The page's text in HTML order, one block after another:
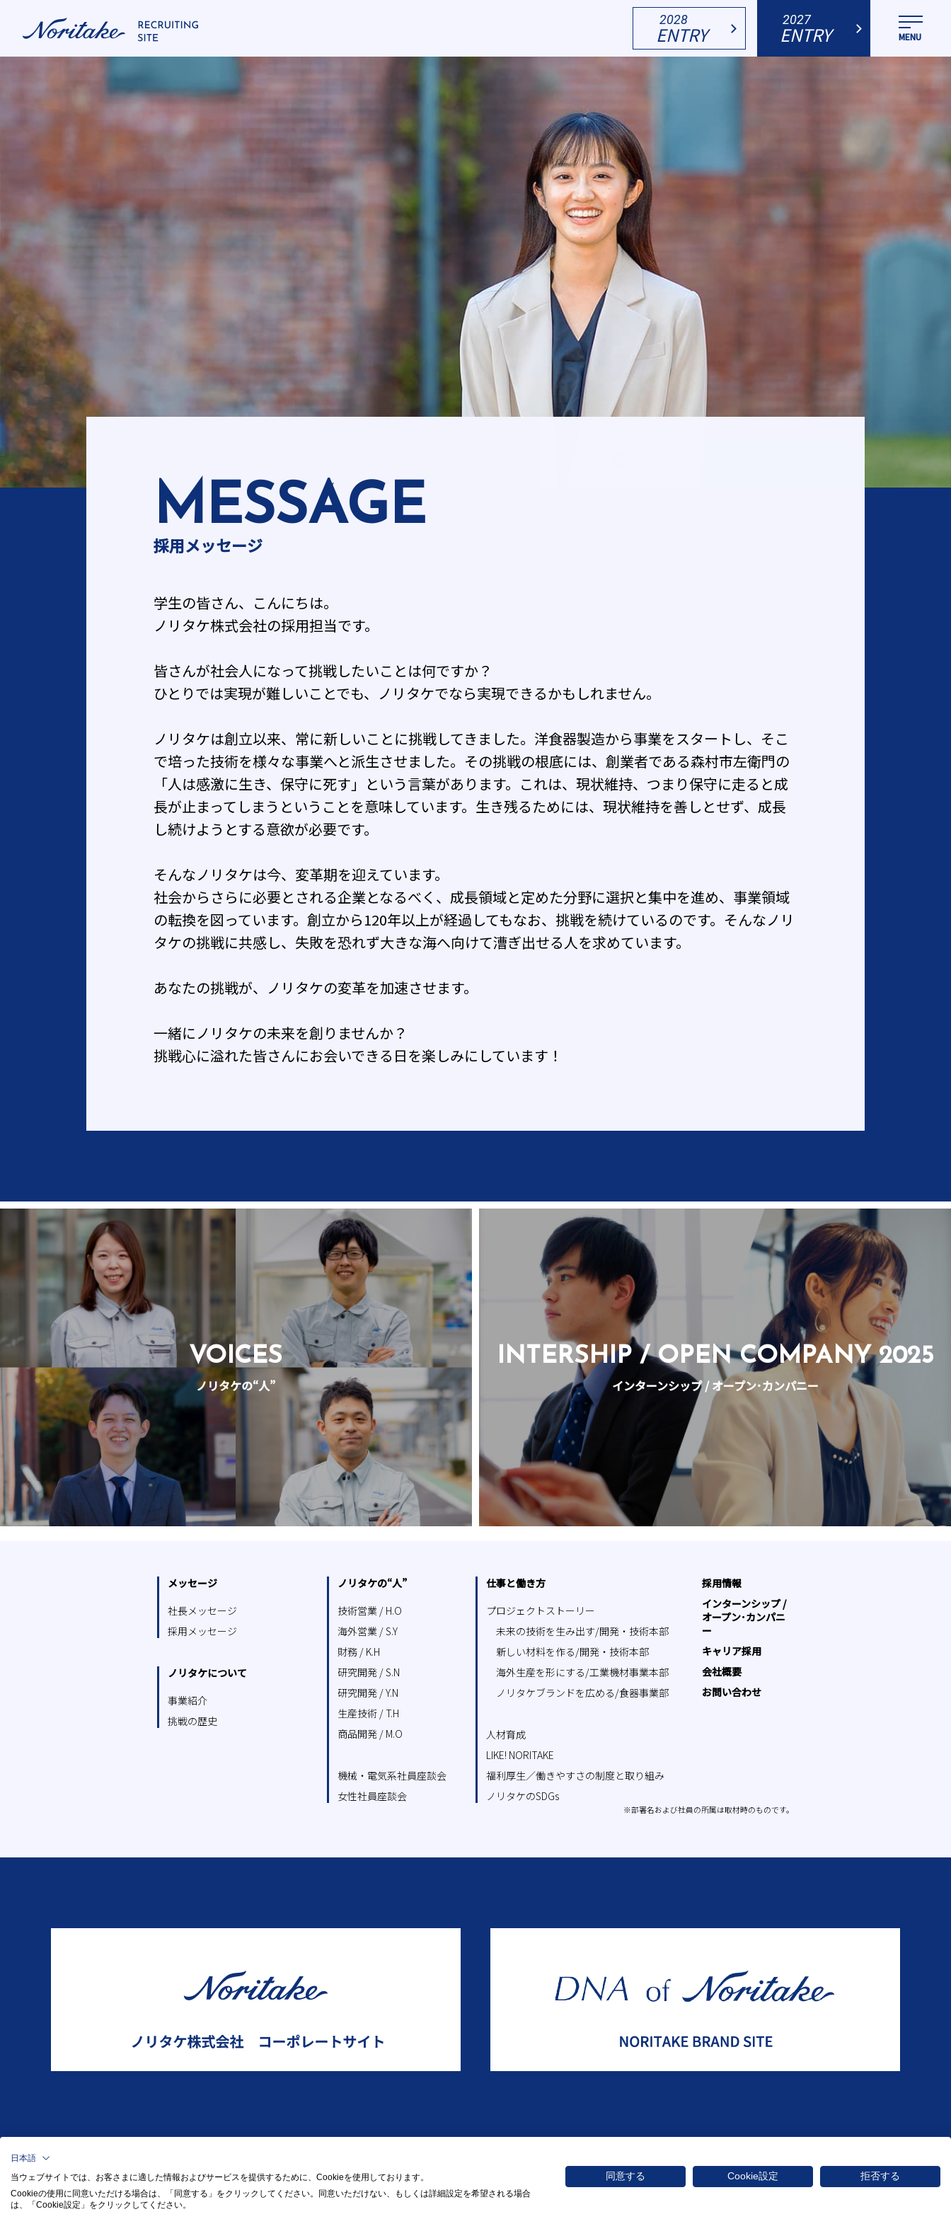
2028
ENTRY
2027
ENTRY
MESSAGE
採用メッセージ
学生の皆さん、こんにちは。
ノリタケ株式会社の採用担当です。
皆さんが社会人になって挑戦したいことは何ですか？
ひとりでは実現が難しいことでも、ノリタケでなら実現できるかもしれません。
ノリタケは創立以来、常に新しいことに挑戦してきました。洋食器製造から事業をスタートし、そこ
で培った技術を様々な事業へと派生させました。その挑戦の根底には、創業者である森村市左衛門の
「人は感激に生き、保守に死す」という言葉があります。これは、現状維持、つまり保守に走ると成
長が止まってしまうということを意味しています。生き残るためには、現状維持を善しとせず、成長
し続けようとする意欲が必要です。
そんなノリタケは今、変革期を迎えています。
社会からさらに必要とされる企業となるべく、成長領域と定めた分野に選択と集中を進め、事業領域
の転換を図っています。創立から120年以上が経過してもなお、挑戦を続けているのです。そんなノリ
タケの挑戦に共感し、失敗を恐れず大きな海へ向けて漕ぎ出せる人を求めています。
あなたの挑戦が、ノリタケの変革を加速させます。
一緒にノリタケの未来を創りませんか？
挑戦心に溢れた皆さんにお会いできる日を楽しみにしています！
VOICES
ノリタケの“人”
INTERSHIP / OPEN COMPANY 2025
インターンシップ / オープン･カンパニー
メッセージ
社長メッセージ
採用メッセージ
ノリタケについて
事業紹介
挑戦の歴史
ノリタケの“人”
技術営業 / H.O
海外営業 / S.Y
財務 / K.H
研究開発 / S.N
研究開発 / Y.N
生産技術 / T.H
商品開発 / M.O
機械・電気系社員座談会
女性社員座談会
仕事と働き方
プロジェクトストーリー
未来の技術を生み出す/開発・技術本部
新しい材料を作る/開発・技術本部
海外生産を形にする/工業機材事業本部
ノリタケブランドを広める/食器事業部
人材育成
LIKE! NORITAKE
福利厚生／働きやすさの制度と取り組み
ノリタケのSDGs
採用情報
インターンシップ /
オープン･カンパニ
ー
キャリア採用
会社概要
お問い合わせ
※部署名および社員の所属は取材時のものです。
© 2026 NORITAKE CO., LIMITED
日本語
当ウェブサイトでは、お客さまに適した情報およびサービスを提供するために、Cookieを使用しております。
Cookieの使用に同意いただける場合は、「同意する」をクリックしてください。​同意いただけない、もしくは詳細設定を希望される場合
は、「Cookie設定」をクリックしてください。​
同意する Cookie設定 拒否する